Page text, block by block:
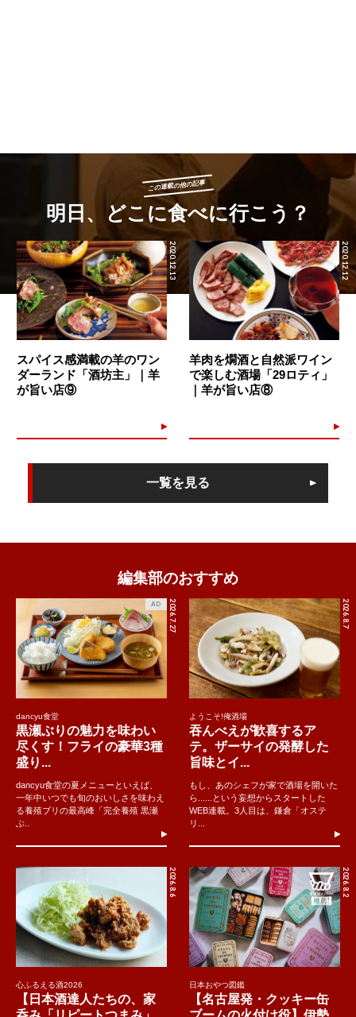
この連載の他の記事
明日、どこに食べに行こう？
2020.12.13
スパイス感満載の羊のワン
ダーランド「酒坊主」｜羊
が旨い店⑨
2020.12.12
羊肉を燗酒と自然派ワイン
で楽しむ酒場「29ロティ」
｜羊が旨い店⑧
一覧を見る
編集部のおすすめ
2026.7.27
AD
dancyu食堂
黒瀬ぶりの魅力を味わい
尽くす！フライの豪華3種
盛り...
dancyu食堂の夏メニューといえば、
一年中いつでも旬のおいしさを味わえ
る養殖ブリの最高峰「完全養殖 黒瀬
ぶ..
2026.8.7
ようこそ!俺酒場
吞んべえが歓喜するア
テ。ザーサイの発酵した
旨味とイ...
もし、あのシェフが家で酒場を開いた
ら......という妄想からスタートした
WEB連載。3人目は、鎌倉「オステ
リ...
2026.8.6
心ふるえる酒2026
【日本酒達人たちの、家
2026.8.2
日本おやつ図鑑
【名古屋発・クッキー缶